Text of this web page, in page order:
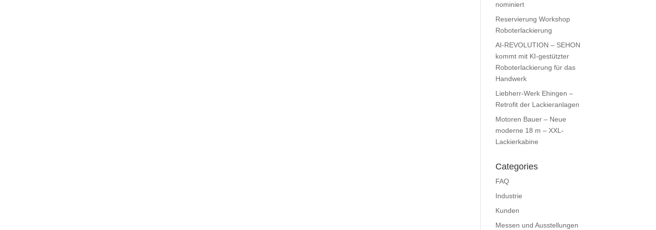
nominiert
Reservierung Workshop
Roboterlackierung
AI-REVOLUTION – SEHON
kommt mit KI-gestützter
Roboterlackierung für das
Handwerk
Liebherr-Werk Ehingen –
Retrofit der Lackieranlagen
Motoren Bauer – Neue
moderne 18 m – XXL-
Lackierkabine
Categories
FAQ
Industrie
Kunden
Messen und Ausstellungen